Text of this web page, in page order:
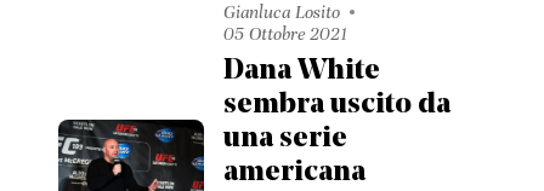
Gianluca Losito
05 Ottobre 2021
Dana White
sembra uscito da
una serie
americana